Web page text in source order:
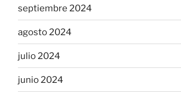
septiembre 2024
agosto 2024
julio 2024
junio 2024